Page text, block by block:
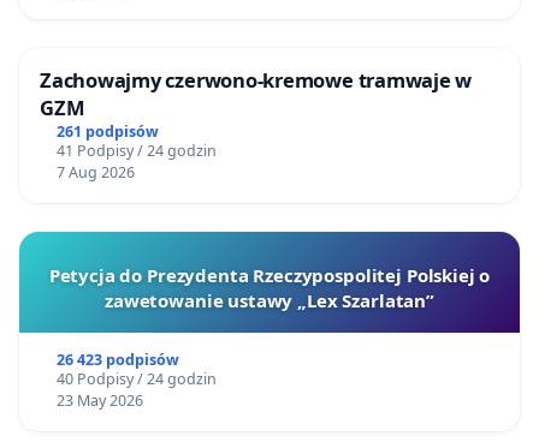
Zachowajmy czerwono-kremowe tramwaje w
GZM
261 podpisów
41 Podpisy / 24 godzin
7 Aug 2026
Petycja do Prezydenta Rzeczypospolitej Polskiej o
zawetowanie ustawy „Lex Szarlatan”
26 423 podpisów
40 Podpisy / 24 godzin
23 May 2026